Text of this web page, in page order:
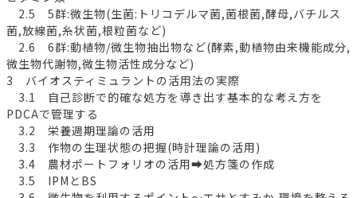
2.5 5群:微生物(生菌:トリコデルマ菌,菌根菌,酵母,バチルス
菌,放線菌,糸状菌,根粒菌など)
2.6 6群:動植物/微生物抽出物など(酵素,動植物由来機能成分,
微生物代謝物,微生物活性成分など)
3 バイオスティミュラントの活用法の実際
3.1 自己診断で的確な処方を導き出す基本的な考え方を
PDCAで管理する
3.2 栄養週期理論の活用
3.3 作物の生理状態の把握(時計理論の活用)
3.4 農材ポートフォリオの活用➡処方箋の作成
3.5 IPMとBS